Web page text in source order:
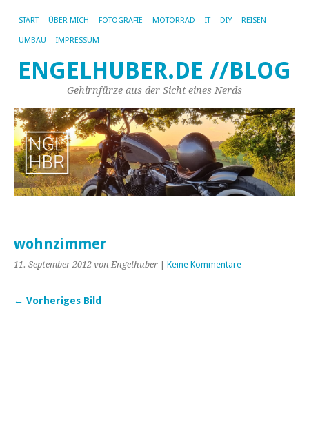
START ÜBER MICH FOTOGRAFIE MOTORRAD IT DIY REISEN
UMBAU IMPRESSUM
ENGELHUBER.DE //BLOG
Gehirnfürze aus der Sicht eines Nerds
wohnzimmer
11. September 2012 von Engelhuber Keine Kommentare
← Vorheriges Bild